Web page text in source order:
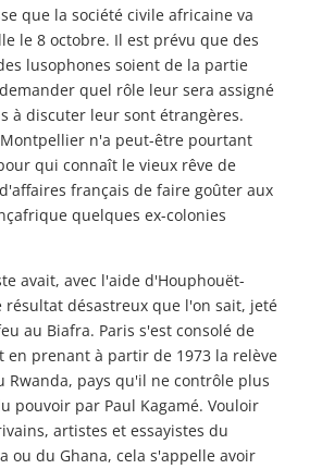
que la société civile africaine va
le 8 octobre. Il est prévu que des
lusophones soient de la partie
quel rôle leur sera assigné
à discuter leur sont étrangères.
n'a peut-être pourtant
qui connaît le vieux rêve de
français de faire goûter aux
quelques ex-colonies
avait, avec l'aide d'Houphouët-
résultat désastreux que l'on sait, jeté
au Biafra. Paris s'est consolé de
en prenant à partir de 1973 la relève
Rwanda, pays qu'il ne contrôle plus
pouvoir par Paul Kagamé. Vouloir
artistes et essayistes du
ou du Ghana, cela s'appelle avoir